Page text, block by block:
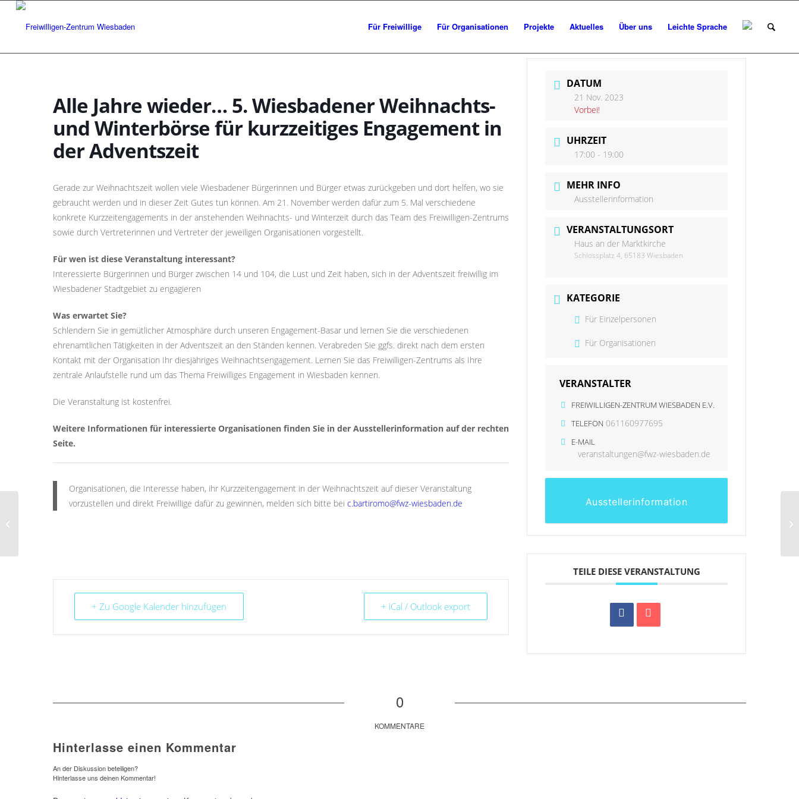
Für Freiwillige Für Organisationen Projekte Aktuelles Über uns Leichte Sprache
Alle Jahre wieder… 5. Wiesbadener Weihnachts-
und Winterbörse für kurzzeitiges Engagement in
der Adventszeit
Gerade zur Weihnachtszeit wollen viele Wiesbadener Bürgerinnen und Bürger etwas zurückgeben und dort helfen, wo sie
gebraucht werden und in dieser Zeit Gutes tun können. Am 21. November werden dafür zum 5. Mal verschiedene
konkrete Kurzzeitengagements in der anstehenden Weihnachts- und Winterzeit durch das Team des Freiwilligen-Zentrums
sowie durch Vertreterinnen und Vertreter der jeweiligen Organisationen vorgestellt.
Für wen ist diese Veranstaltung interessant?
Interessierte Bürgerinnen und Bürger zwischen 14 und 104, die Lust und Zeit haben, sich in der Adventszeit freiwillig im
Wiesbadener Stadtgebiet zu engagieren
Was erwartet Sie?
Schlendern Sie in gemütlicher Atmosphäre durch unseren Engagement-Basar und lernen Sie die verschiedenen
ehrenamtlichen Tätigkeiten in der Adventszeit an den Ständen kennen. Verabreden Sie ggfs. direkt nach dem ersten
Kontakt mit der Organisation Ihr diesjähriges Weihnachtsengagement. Lernen Sie das Freiwilligen-Zentrums als Ihre
zentrale Anlaufstelle rund um das Thema Freiwilliges Engagement in Wiesbaden kennen.
Die Veranstaltung ist kostenfrei.
Weitere Informationen für interessierte Organisationen finden Sie in der Ausstellerinformation auf der rechten
Seite.
Organisationen, die Interesse haben, ihr Kurzzeitengagement in der Weihnachtszeit auf dieser Veranstaltung
vorzustellen und direkt Freiwillige dafür zu gewinnen, melden sich bitte bei c.bartiromo@fwz-wiesbaden.de
+ Zu Google Kalender hinzufügen + iCal / Outlook export
DATUM
21 Nov. 2023
Vorbei!
UHRZEIT
17:00 - 19:00
MEHR INFO
Ausstellerinformation
VERANSTALTUNGSORT
Haus an der Marktkirche
Schlossplatz 4, 65183 Wiesbaden
KATEGORIE
Für Einzelpersonen
Für Organisationen
VERANSTALTER
FREIWILLIGEN-ZENTRUM WIESBADEN E.V.
TELEFON 061160977695
E-MAIL
veranstaltungen@fwz-wiesbaden.de
Ausstellerinformation
TEILE DIESE VERANSTALTUNG
0
KOMMENTARE
Hinterlasse einen Kommentar
An der Diskussion beteiligen?
Hinterlasse uns deinen Kommentar!
Versicherungsschutz in